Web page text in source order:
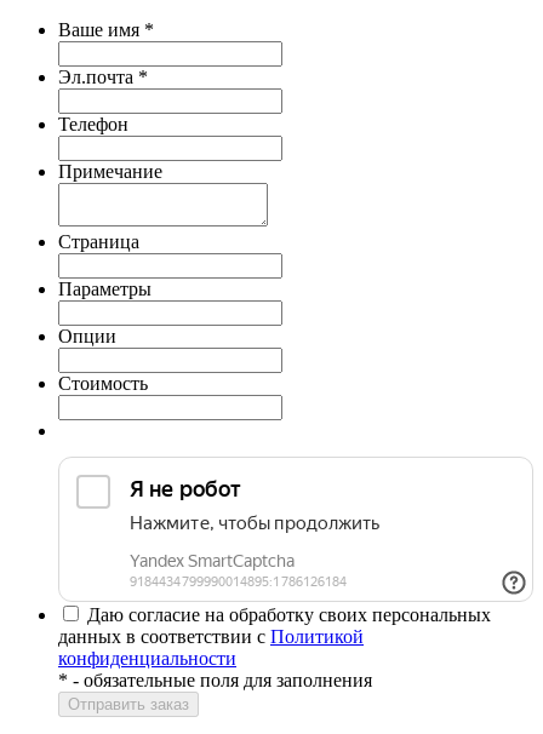
Ваше имя *
Эл.почта *
Телефон
Примечание
Страница
Параметры
Опции
Стоимость
Даю согласие на обработку своих персональных
данных в соответствии с Политикой
конфиденциальности
* - обязательные поля для заполнения